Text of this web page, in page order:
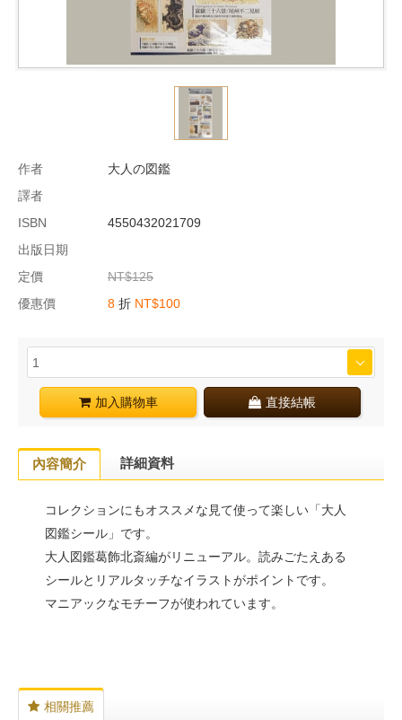
作者
大人の図鑑
譯者
ISBN
4550432021709
出版日期
定價
NT$125
優惠價
8 折 NT$100
加入購物車 直接結帳
內容簡介 詳細資料
コレクションにもオススメな見て使って楽しい「大人
図鑑シール」です。
大人図鑑葛飾北斎編がリニューアル。読みごたえある
シールとリアルタッチなイラストがポイントです。
マニアックなモチーフが使われています。
相關推薦